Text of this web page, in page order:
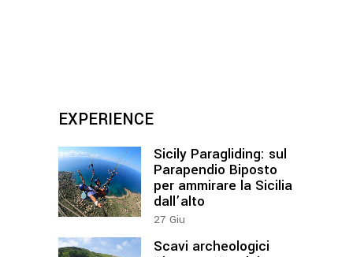
EXPERIENCE
Sicily Paragliding: sul
Parapendio Biposto
per ammirare la Sicilia
dall’alto
27 Giu
Scavi archeologici